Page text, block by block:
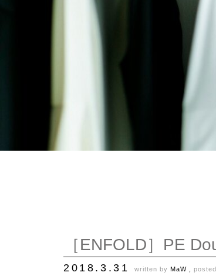
［ENFOLD］PE
2018.3.31 written by MaW ,